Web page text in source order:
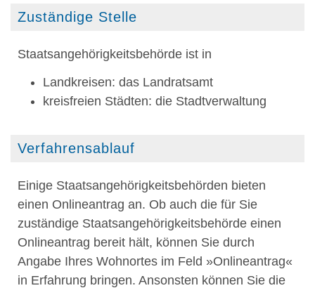
Zuständige Stelle
Staatsangehörigkeitsbehörde ist in
Landkreisen: das Landratsamt
kreisfreien Städten: die Stadtverwaltung
Verfahrensablauf
Einige Staatsangehörigkeitsbehörden bieten
einen Onlineantrag an. Ob auch die für Sie
zuständige Staatsangehörigkeitsbehörde einen
Onlineantrag bereit hält, können Sie durch
Angabe Ihres Wohnortes im Feld »Onlineantrag«
in Erfahrung bringen. Ansonsten können Sie die